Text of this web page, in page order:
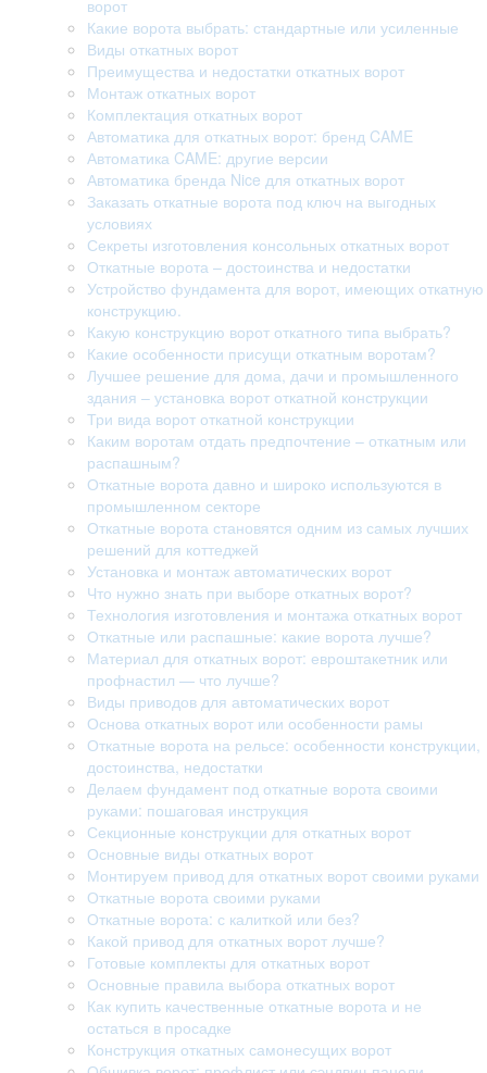
ворот
Какие ворота выбрать: стандартные или усиленные
Виды откатных ворот
Преимущества и недостатки откатных ворот
Монтаж откатных ворот
Комплектация откатных ворот
Автоматика для откатных ворот: бренд CAME
Автоматика CAME: другие версии
Автоматика бренда Nice для откатных ворот
Заказать откатные ворота под ключ на выгодных
условиях
Секреты изготовления консольных откатных ворот
Откатные ворота – достоинства и недостатки
Устройство фундамента для ворот, имеющих откатную
конструкцию.
Какую конструкцию ворот откатного типа выбрать?
Какие особенности присущи откатным воротам?
Лучшее решение для дома, дачи и промышленного
здания – установка ворот откатной конструкции
Три вида ворот откатной конструкции
Каким воротам отдать предпочтение – откатным или
распашным?
Откатные ворота давно и широко используются в
промышленном секторе
Откатные ворота становятся одним из самых лучших
решений для коттеджей
Установка и монтаж автоматических ворот
Что нужно знать при выборе откатных ворот?
Технология изготовления и монтажа откатных ворот
Откатные или распашные: какие ворота лучше?
Материал для откатных ворот: евроштакетник или
профнастил — что лучше?
Виды приводов для автоматических ворот
Основа откатных ворот или особенности рамы
Откатные ворота на рельсе: особенности конструкции,
достоинства, недостатки
Делаем фундамент под откатные ворота своими
руками: пошаговая инструкция
Секционные конструкции для откатных ворот
Основные виды откатных ворот
Монтируем привод для откатных ворот своими руками
Откатные ворота своими руками
Откатные ворота: с калиткой или без?
Какой привод для откатных ворот лучше?
Готовые комплекты для откатных ворот
Основные правила выбора откатных ворот
Как купить качественные откатные ворота и не
остаться в просадке
Конструкция откатных самонесущих ворот